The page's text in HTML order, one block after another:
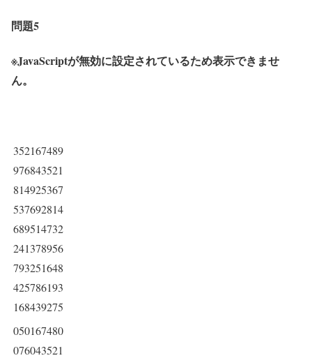
問題5
※JavaScriptが無効に設定されているため表示できませ
ん。
352167489
976843521
814925367
537692814
689514732
241378956
793251648
425786193
168439275
050167480
076043521